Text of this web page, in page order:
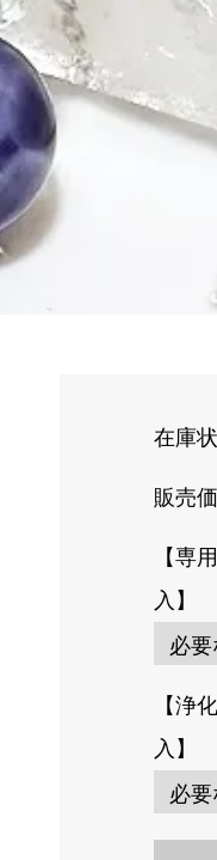
在庫
販売
【専
入】
【浄
入】